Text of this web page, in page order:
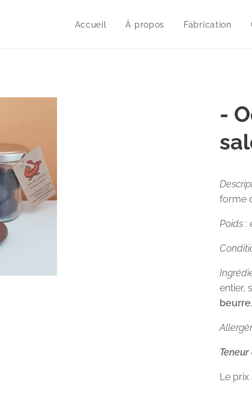
Accueil À propos Fabrication
-
forme
Poids :
entier,
beurre
Le